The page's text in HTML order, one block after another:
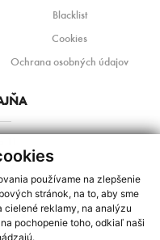
používame na zlepšenie
stránok, na to, aby sme
cielené reklamy, na analýzu
pochopenie toho, odkiaľ naši
Blacklist
Cookies
Ochrana osobných údajov
948 455 051